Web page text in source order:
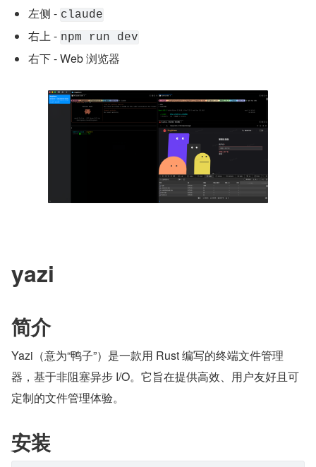
左侧 - claude
右上 - npm run dev
右下 - Web 浏览器
yazi
简介
Yazi（意为“鸭子”）是一款用 Rust 编写的终端文件管理
器，基于非阻塞异步 I/O。它旨在提供高效、用户友好且可
定制的文件管理体验。
安装